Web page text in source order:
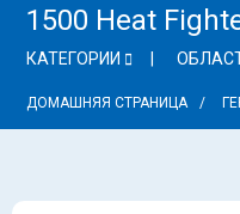
1500 Heat
КАТЕГОРИИ
ДОМАШНЯЯ СТРАНИЦА